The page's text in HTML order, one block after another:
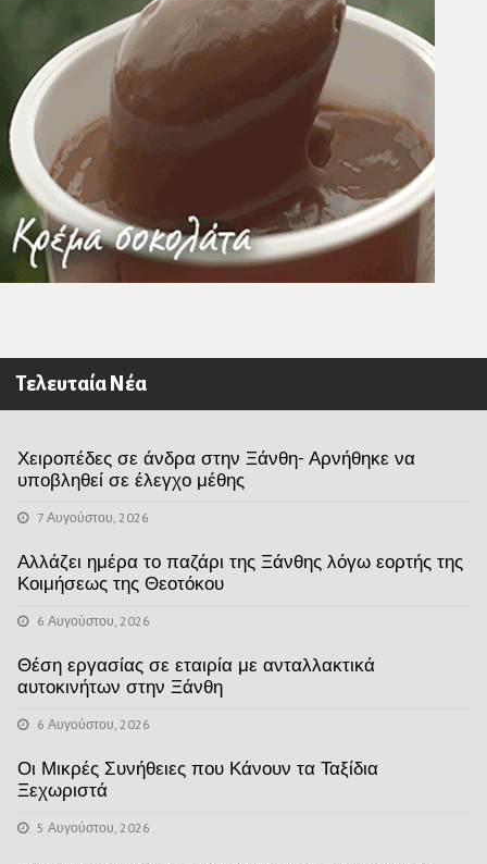
Τελευταία Νέα
Χειροπέδες σε άνδρα στην Ξάνθη- Αρνήθηκε να
υποβληθεί σε έλεγχο μέθης
7 Αυγούστου, 2026
Αλλάζει ημέρα το παζάρι της Ξάνθης λόγω εορτής της
Κοιμήσεως της Θεοτόκου
6 Αυγούστου, 2026
Θέση εργασίας σε εταιρία με ανταλλακτικά
αυτοκινήτων στην Ξάνθη
6 Αυγούστου, 2026
Οι Μικρές Συνήθειες που Κάνουν τα Ταξίδια
Ξεχωριστά
5 Αυγούστου, 2026